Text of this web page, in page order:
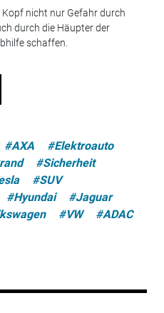
nicht nur Gefahr durch
durch die Häupter der
schaffen.
#AXA
#Elektroauto
#Sicherheit
#SUV
#Hyundai
#Jaguar
#VW
#ADAC